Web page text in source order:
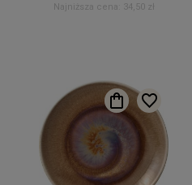
Najniższa cena:
34,50 zł